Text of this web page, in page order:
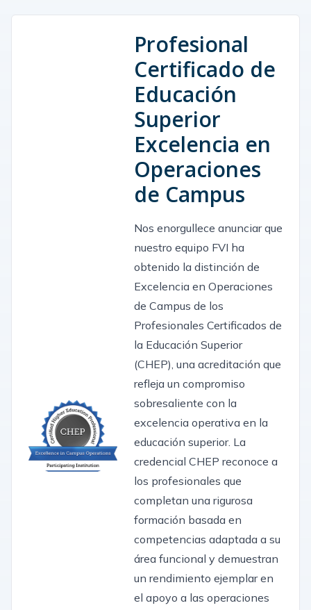
Profesional
Certificado de
Educación
Superior
Excelencia en
Operaciones
de Campus
Nos enorgullece anunciar que
nuestro equipo FVI ha
obtenido la distinción de
Excelencia en Operaciones
de Campus de los
Profesionales Certificados de
la Educación Superior
(CHEP), una acreditación que
refleja un compromiso
sobresaliente con la
excelencia operativa en la
educación superior. La
credencial CHEP reconoce a
los profesionales que
completan una rigurosa
formación basada en
competencias adaptada a su
área funcional y demuestran
un rendimiento ejemplar en
el apoyo a las operaciones